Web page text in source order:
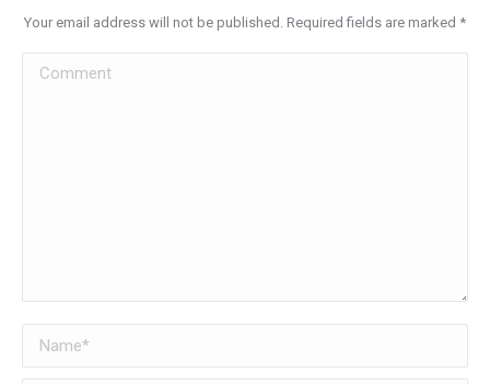
Your email address will not be published. Required fields are marked *
Comment
Name *